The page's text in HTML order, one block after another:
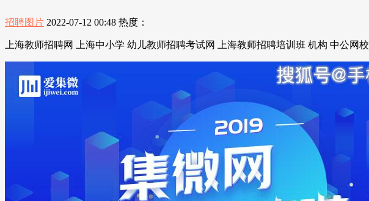
招聘图片 2022-07-12 00:48 热度：
上海教师招聘网 上海中小学 幼儿教师招聘考试网 上海教师招聘培训班 机构 中公网校